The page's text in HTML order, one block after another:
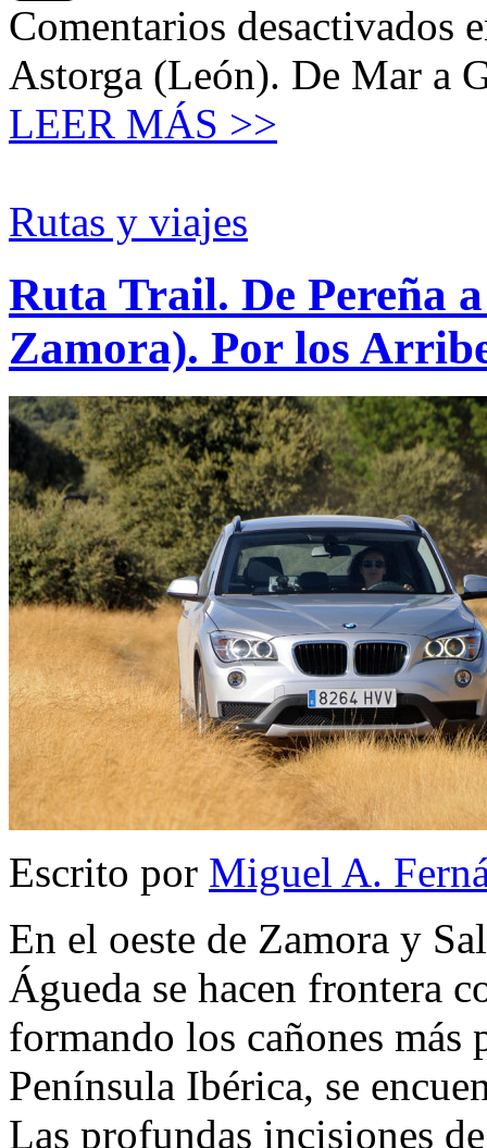
Comentarios desactivados
Astorga (León). De Mar a
LEER MÁS >>
Rutas y viajes
Ruta Trail. De Pereña
Zamora). Por los
Escrito por Miguel A.
En el oeste de Zamora y
Águeda se hacen frontera
formando los cañones más
Península Ibérica, se
Las profundas incisiones